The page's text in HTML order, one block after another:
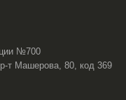
№700
т Машерова, 80, код 369